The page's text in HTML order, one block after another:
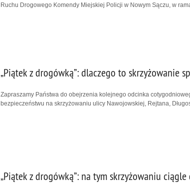
Ruchu Drogowego Komendy Miejskiej Policji w Nowym Sączu, w
„Piątek z drogówką”: dlaczego to skrzyżowanie
Zapraszamy Państwa do obejrzenia kolejnego odcinka
bezpieczeństwu na skrzyżowaniu ulicy Nawojowskiej, Rejtana,
„Piątek z drogówką”: na tym skrzyżowaniu